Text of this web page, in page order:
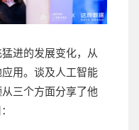
进的发展变化，从
用。谈及人工智能
三个方面分享了他